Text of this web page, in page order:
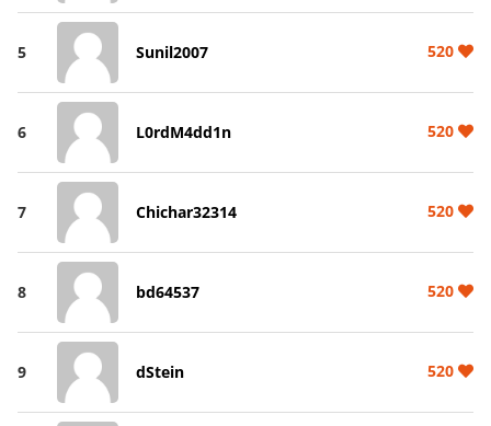
5 Sunil2007 520
6 L0rdM4dd1n 520
7 Chichar32314 520
8 bd64537 520
9 dStein 520